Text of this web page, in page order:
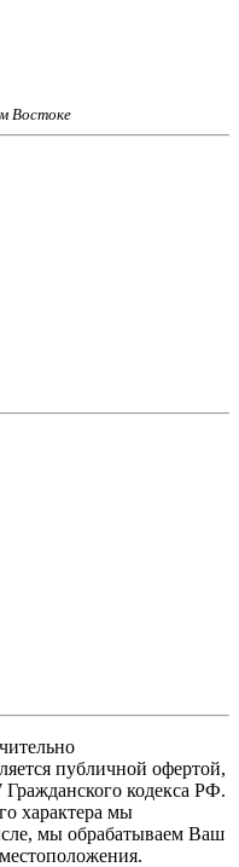
Востоке
публичной офертой,
кодекса РФ.
характера мы
мы обрабатываем Ваш